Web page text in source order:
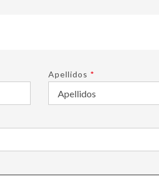
Apellidos *